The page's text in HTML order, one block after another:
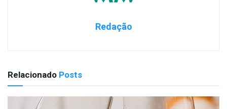
Redação
Relacionado Posts